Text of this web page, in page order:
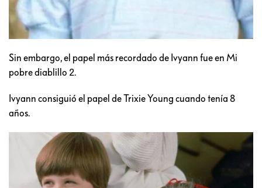
Sin embargo, el papel más recordado de Ivyann fue en Mi
pobre diablillo 2.
Ivyann consiguió el papel de Trixie Young cuando tenía 8
años.